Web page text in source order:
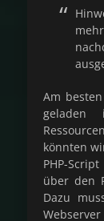
Am
geladen
könnten
PHP-
über den
Dazu